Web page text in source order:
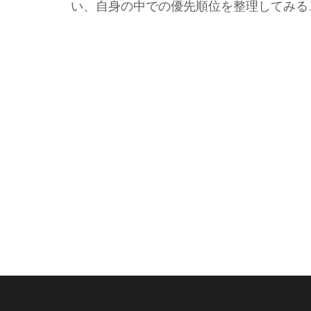
い、自身の中での優先順位を整理してみる